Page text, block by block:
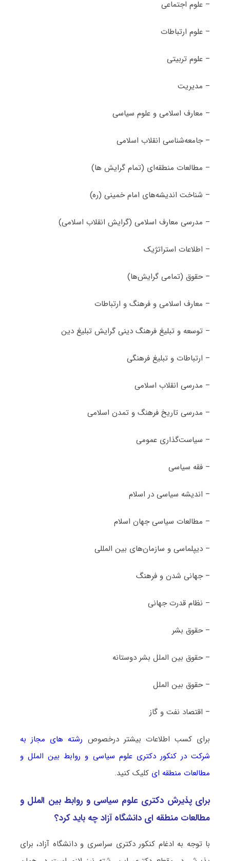
– علوم اجتماعی
– علوم ارتباطات
– علوم تربیتی
– مدیریت
– معارف اسلامی و علوم سیاسی
– جامعه‌شناسی انقلاب اسلامی
– مطالعات منطقه‌ای (تمام گرایش ها)
– شناخت اندیشه‌های امام خمینی (ره)
– مدرسی معارف اسلامی (گرایش انقلاب اسلامی)
– اطلاعات استراتژیک
– حقوق (تمامی گرایش‌ها)
– معارف اسلامی و فرهنگ و ارتباطات
– توسعه و تبلیغ فرهنگ دینی گرایش تبلیغ دین
– ارتباطات و تبلیغ فرهنگی
– مدرسی انقلاب اسلامی
– مدرسی تاریخ فرهنگ و تمدن اسلامی
– سیاست‌گذاری عمومی
– فقه سیاسی
– اندیشه سیاسی در اسلام
– مطالعات سیاسی جهان اسلام
– دیپلماسی و سازمان‌های بین المللی
– جهانی شدن و فرهنگ
– نظام قدرت جهانی
– حقوق بشر
– حقوق بین الملل بشر دوستانه
– حقوق بین الملل
– اقتصاد نفت و گاز
برای کسب اطلاعات بیشتر درخصوص رشته های مجاز به
شرکت در کنکور دکتری ﻋﻠﻮم ﺳﻴﺎسی و رواﺑﻂ بین اﻟﻤﻠﻞ و
مطالعات منطقه ای کلیک کنید.
برای پذیرش دکتری ﻋﻠﻮم ﺳﻴﺎسی و رواﺑﻂ بین اﻟﻤﻠﻞ و
مطالعات منطقه ای دانشگاه آزاد چه باید کرد؟
با توجه به ادغام کنکور دکتری سراسری و دانشگاه آزاد، برای